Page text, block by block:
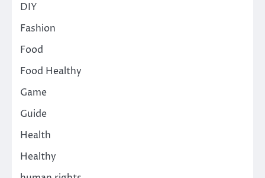
DIY
Fashion
Food
Food Healthy
Game
Guide
Health
Healthy